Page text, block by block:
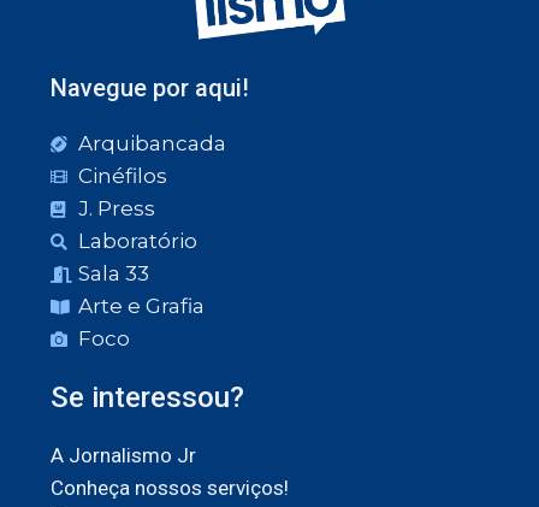
Navegue por aqui!
Arquibancada
Cinéfilos
J. Press
Laboratório
Sala 33
Arte e Grafia
Foco
Se interessou?
A Jornalismo Jr
Conheça nossos serviços!